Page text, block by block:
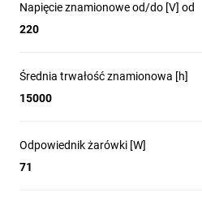
Napięcie znamionowe od/do [V] od
220
Średnia trwałość znamionowa [h]
15000
Odpowiednik żarówki [W]
71